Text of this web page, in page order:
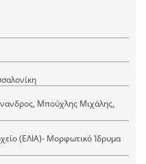
Βορείου Ελλάδος Θεσσαλονίκη
Μπούχλης Μιχάλης,
(ΕΛΙΑ)- Μορφωτικό Ίδρυμα